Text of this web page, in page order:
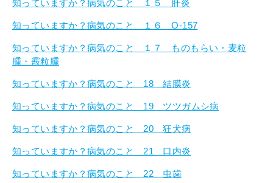
知っていますか？病気のこと １５ 肝炎
知っていますか？病気のこと １６ O-157
知っていますか？病気のこと １７ ものもらい・麦粒
腫・霰粒腫
知っていますか？病気のこと 18 結膜炎
知っていますか？病気のこと 19 ツツガムシ病
知っていますか？病気のこと 20 狂犬病
知っていますか？病気のこと 21 口内炎
知っていますか？病気のこと 22 虫歯